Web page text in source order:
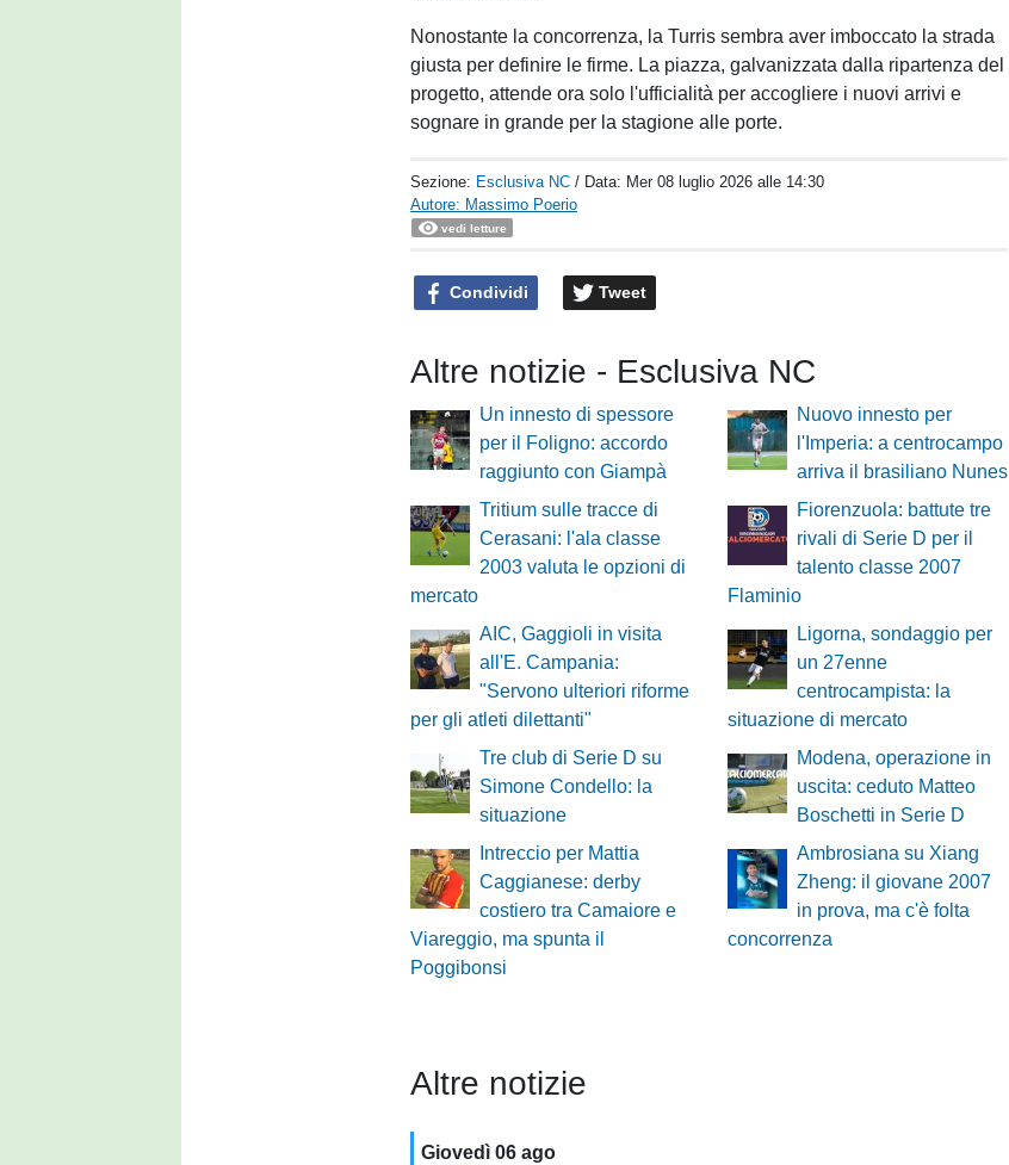
Nonostante la concorrenza, la Turris sembra aver imboccato la strada
giusta per definire le firme. La piazza, galvanizzata dalla ripartenza del
progetto, attende ora solo l'ufficialità per accogliere i nuovi arrivi e
sognare in grande per la stagione alle porte.
Sezione: Esclusiva NC / Data: Mer 08 luglio 2026 alle 14:30
Autore: Massimo Poerio
vedi letture
Condividi Tweet
Altre notizie - Esclusiva NC
Un innesto di spessore
per il Foligno: accordo
raggiunto con Giampà
Nuovo innesto per
l'Imperia: a centrocampo
arriva il brasiliano Nunes
Tritium sulle tracce di
Cerasani: l'ala classe
2003 valuta le opzioni di
mercato
Fiorenzuola: battute tre
rivali di Serie D per il
talento classe 2007
Flaminio
AIC, Gaggioli in visita
all'E. Campania:
"Servono ulteriori riforme
per gli atleti dilettanti"
Ligorna, sondaggio per
un 27enne
centrocampista: la
situazione di mercato
Tre club di Serie D su
Simone Condello: la
situazione
Modena, operazione in
uscita: ceduto Matteo
Boschetti in Serie D
Intreccio per Mattia
Caggianese: derby
costiero tra Camaiore e
Viareggio, ma spunta il
Poggibonsi
Ambrosiana su Xiang
Zheng: il giovane 2007
in prova, ma c'è folta
concorrenza
Altre notizie
Giovedì 06 ago